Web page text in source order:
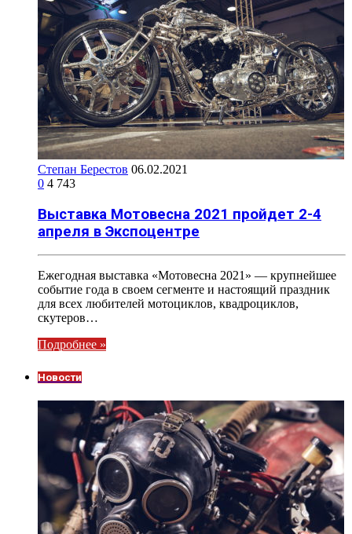
Степан Берестов 06.02.2021
0 4 743
Выставка Мотовесна 2021 пройдет 2-4
апреля в Экспоцентре
Ежегодная выставка «Мотовесна 2021» — крупнейшее
событие года в своем сегменте и настоящий праздник
для всех любителей мотоциклов, квадроциклов,
скутеров…
Подробнее »
Новости